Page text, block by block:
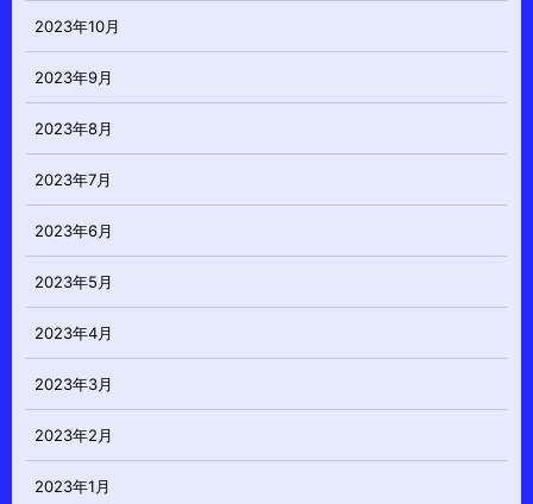
2023年10月
2023年9月
2023年8月
2023年7月
2023年6月
2023年5月
2023年4月
2023年3月
2023年2月
2023年1月